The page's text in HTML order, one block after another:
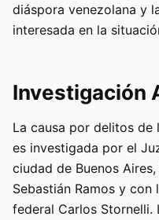
diáspora venezolana y
interesada en la
Investigación
La causa por delitos de
es investigada por el
ciudad de Buenos
Sebastián Ramos y
federal Carlos Stornelli.